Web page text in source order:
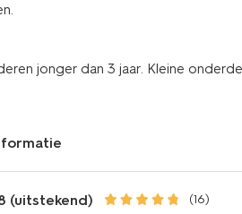
jonger dan 3 jaar. Kleine
(uitstekend) (16)